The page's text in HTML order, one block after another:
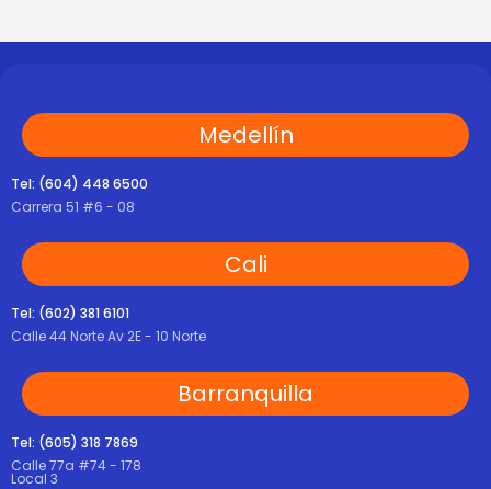
Medellín
Tel: (604) 448 6500
Carrera 51 #6 - 08
Cali
Tel: (602) 381 6101
Calle 44 Norte Av 2E - 10 Norte
Barranquilla
Tel: (605) 318 7869
Calle 77a #74 - 178
Local 3